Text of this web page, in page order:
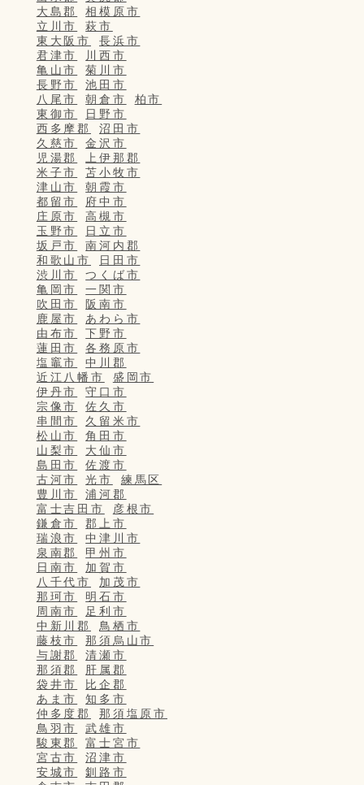
大島郡
相模原市
立川市
萩市
東大阪市
長浜市
君津市
川西市
亀山市
菊川市
長野市
池田市
八尾市
朝倉市
柏市
東御市
日野市
西多摩郡
沼田市
久慈市
金沢市
児湯郡
上伊那郡
米子市
苫小牧市
津山市
朝霞市
都留市
府中市
庄原市
高槻市
玉野市
日立市
坂戸市
南河内郡
和歌山市
日田市
渋川市
つくば市
亀岡市
一関市
吹田市
阪南市
鹿屋市
あわら市
由布市
下野市
蓮田市
各務原市
塩竈市
中川郡
近江八幡市
盛岡市
伊丹市
守口市
宗像市
佐久市
串間市
久留米市
松山市
角田市
山梨市
大仙市
島田市
佐渡市
古河市
光市
練馬区
豊川市
浦河郡
富士吉田市
彦根市
鎌倉市
郡上市
瑞浪市
中津川市
泉南郡
甲州市
日南市
加賀市
八千代市
加茂市
那珂市
明石市
周南市
足利市
中新川郡
鳥栖市
藤枝市
那須烏山市
与謝郡
清瀬市
那須郡
肝属郡
袋井市
比企郡
あま市
知多市
仲多度郡
那須塩原市
鳥羽市
武雄市
駿東郡
富士宮市
宮古市
沼津市
安城市
釧路市